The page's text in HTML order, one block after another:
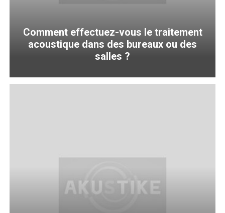
Comment effectuez-vous le traitement
acoustique dans des bureaux ou des
salles ?